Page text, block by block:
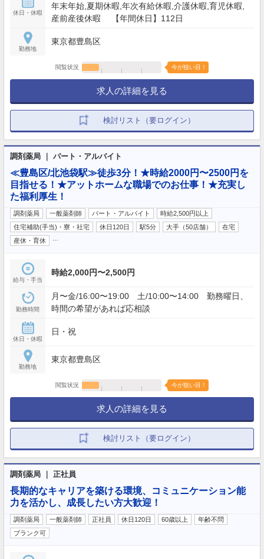
休日・休暇
年末年始,夏期休暇,年次有給休暇,介護休暇,育児休暇,
産前産後休暇 【年間休日】112日
勤務地
東京都豊島区
閲覧状況 今が狙い目！
求人の詳細を見る
検討リスト（要ログイン）
調剤薬局 ｜ パート・アルバイト
≪豊島区/北池袋駅≫徒歩3分！★時給2000円〜2500円を
目指せる！★アットホームな職場でのお仕事！★充実し
た福利厚生！
調剤薬局 一般薬剤師 パート・アルバイト
時給2,500円以上
住宅補助(手当)・寮・社宅
休日120日 駅5分 大手（50店舗）
在宅
産休・育休
給与・手当
時給2,000円〜2,500円
勤務時間
月〜金/16:00〜19:00 土/10:00〜14:00 勤務曜日、
時間の希望があれば応相談
休日・休暇
日・祝
勤務地
東京都豊島区
閲覧状況 今が狙い目！
求人の詳細を見る
検討リスト（要ログイン）
調剤薬局 ｜ 正社員
長期的なキャリアを築ける環境、コミュニケーション能
力を活かし、成長したい方大歓迎！
調剤薬局 一般薬剤師 正社員 休日120日 60歳以上
年齢不問
ブランク可